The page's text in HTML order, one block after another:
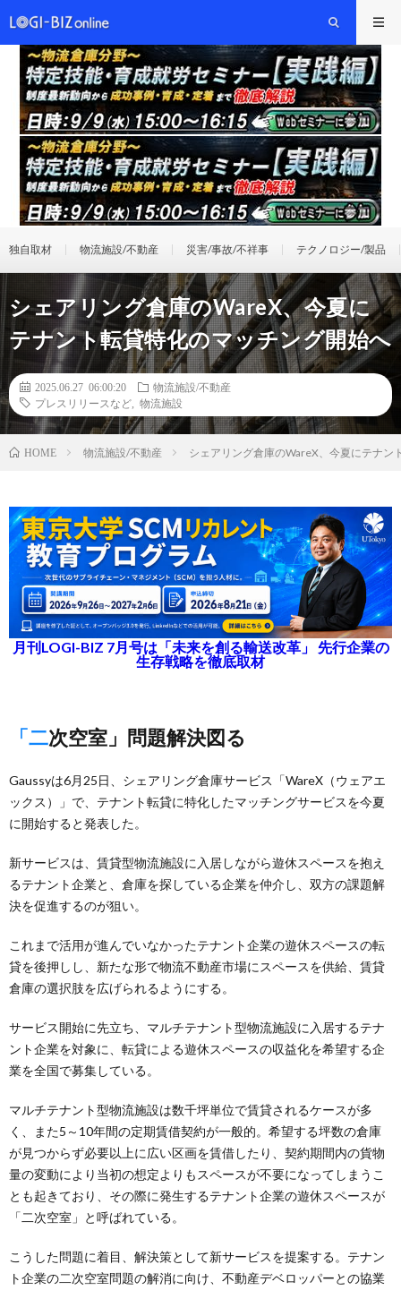
独自取材 物流施設/不動産 災害/事故/不祥事 テクノロジー/製品
シェアリング倉庫のWareX、今夏に
テナント転貸特化のマッチング開始へ
2025.06.27 06:00:20
物流施設/不動産
プレスリリースなど
物流施設
HOME 物流施設/不動産 シェアリング倉庫のWareX、今夏にテナン
月刊LOGI-BIZ 7月号は「未来を創る輸送改革」 先行企業の
生存戦略を徹底取材
「二次空室」問題解決図る
Gaussyは6月25日、シェアリング倉庫サービス「WareX（ウェアエ
ックス）」で、テナント転貸に特化したマッチングサービスを今夏
に開始すると発表した。
新サービスは、賃貸型物流施設に入居しながら遊休スペースを抱え
るテナント企業と、倉庫を探している企業を仲介し、双方の課題解
決を促進するのが狙い。
これまで活用が進んでいなかったテナント企業の遊休スペースの転
貸を後押しし、新たな形で物流不動産市場にスペースを供給、賃貸
倉庫の選択肢を広げられるようにする。
サービス開始に先立ち、マルチテナント型物流施設に入居するテナ
ント企業を対象に、転貸による遊休スペースの収益化を希望する企
業を全国で募集している。
マルチテナント型物流施設は数千坪単位で賃貸されるケースが多
く、また5～10年間の定期賃借契約が一般的。希望する坪数の倉庫
が見つからず必要以上に広い区画を賃借したり、契約期間内の貨物
量の変動により当初の想定よりもスペースが不要になってしまうこ
とも起きており、その際に発生するテナント企業の遊休スペースが
「二次空室」と呼ばれている。
こうした問題に着目、解決策として新サービスを提案する。テナン
ト企業の二次空室問題の解消に向け、不動産デベロッパーとの協業